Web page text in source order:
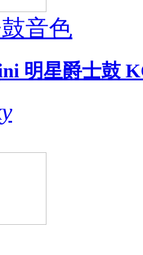
音色
明星爵士鼓